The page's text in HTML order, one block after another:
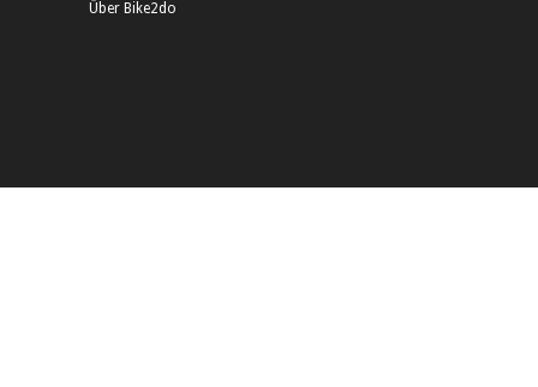
Über Bike2do